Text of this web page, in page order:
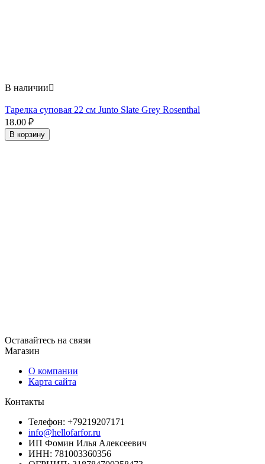
В наличии
Тарелка суповая 22 см Junto Slate Grey Rosenthal
18.00 ₽
В корзину
Оставайтесь на связи
Магазин
О компании
Карта сайта
Контакты
Телефон: +79219207171
info@hellofarfor.ru
ИП Фомин Илья Алексеевич
ИНН: 781003360356